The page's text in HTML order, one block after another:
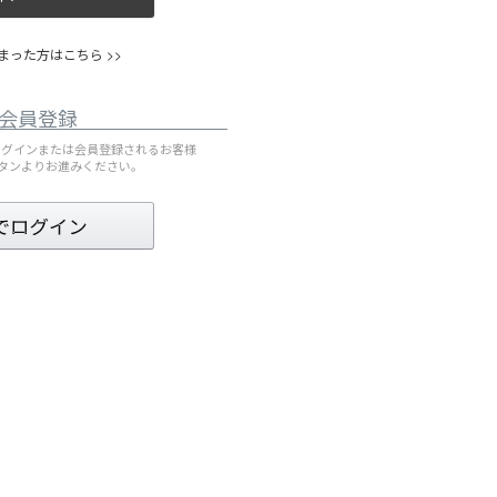
った方はこちら >>
員登録
インまたは会員登録されるお客様
よりお進みください。